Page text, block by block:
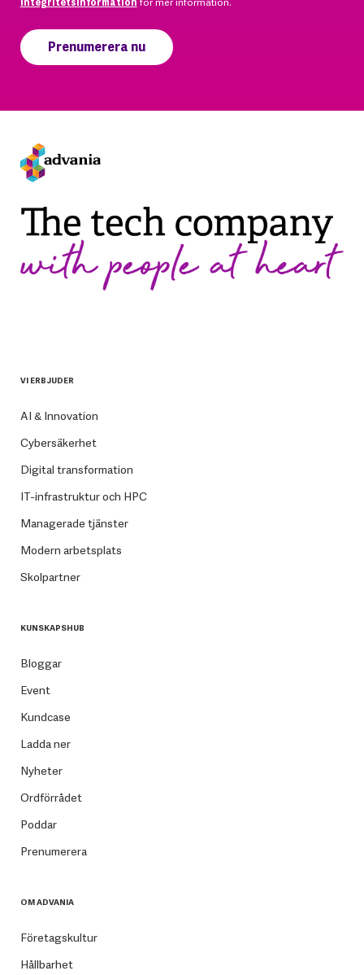
VI ERBJUDER
AI & Innovation
Cybersäkerhet
Digital transformation
IT-infrastruktur och HPC
Managerade tjänster
Modern arbetsplats
Skolpartner
KUNSKAPSHUB
Bloggar
Event
Kundcase
Ladda ner
Nyheter
Ordförrådet
Poddar
Prenumerera
OM ADVANIA
Företagskultur
Hållbarhet